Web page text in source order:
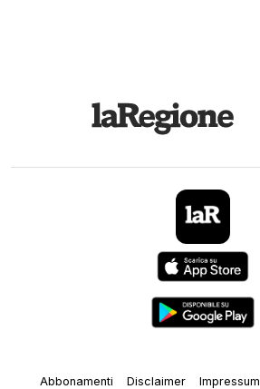
Abbonamenti Disclaimer Impressum